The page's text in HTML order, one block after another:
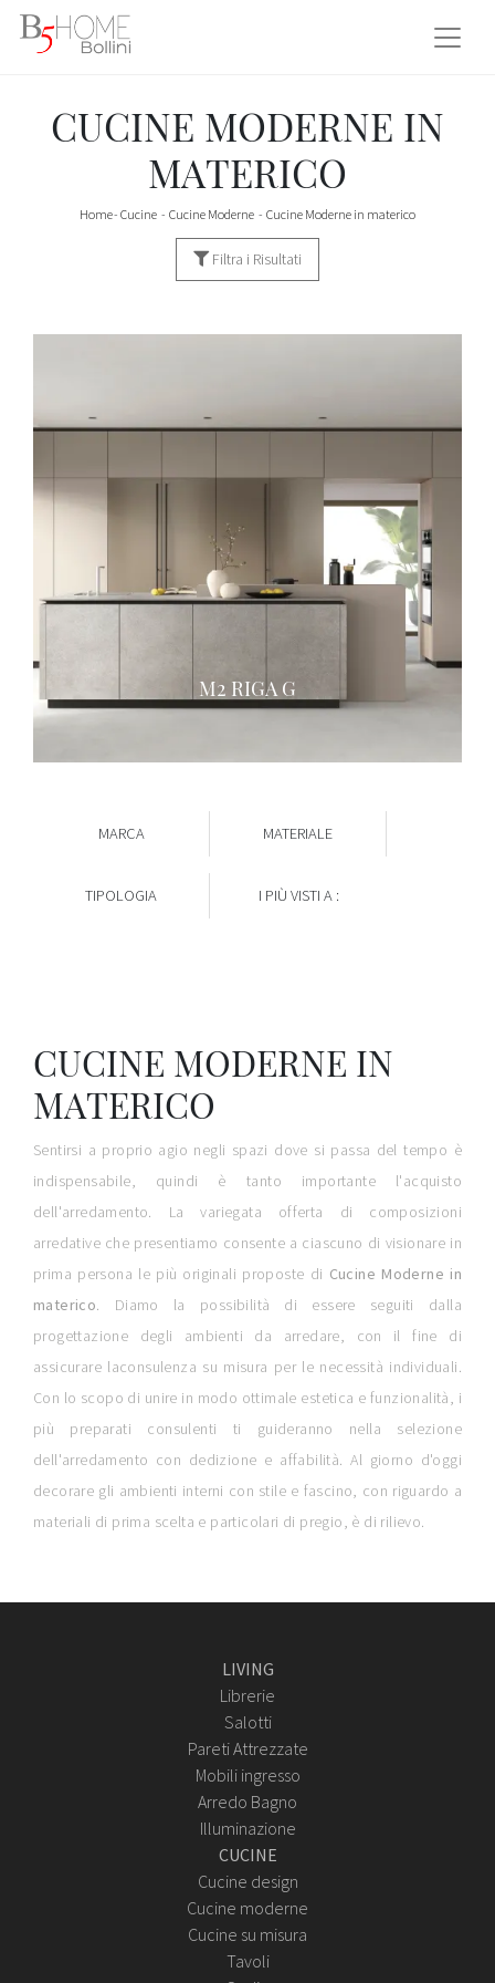
CUCINE MODERNE IN
MATERICO
Home- Cucine - Cucine Moderne - Cucine Moderne in materico
Filtra i Risultati
MARCA MATERIALE
TIPOLOGIA I PIÙ VISTI A :
M2 RIGA G
CUCINE MODERNE IN
MATERICO
Sentirsi a proprio agio negli spazi dove si passa del tempo è
indispensabile, quindi è tanto importante l'acquisto
dell'arredamento. La variegata offerta di composizioni
arredative che presentiamo consente a ciascuno di visionare in
prima persona le più originali proposte di Cucine Moderne in
materico. Diamo la possibilità di essere seguiti dalla
progettazione degli ambienti da arredare, con il fine di
assicurare laconsulenza su misura per le necessità individuali.
Con lo scopo di unire in modo ottimale estetica e funzionalità, i
più preparati consulenti ti guideranno nella selezione
dell'arredamento con dedizione e affabilità. Al giorno d'oggi
decorare gli ambienti interni con stile e fascino, con riguardo a
materiali di prima scelta e particolari di pregio, è di rilievo.
LIVING
Librerie
Salotti
Pareti Attrezzate
Mobili ingresso
Arredo Bagno
Illuminazione
CUCINE
Cucine design
Cucine moderne
Cucine su misura
Tavoli